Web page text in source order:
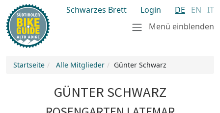
Schwarzes Brett Login DE EN IT
Menü einblenden
Startseite Alle Mitglieder Günter Schwarz
GÜNTER SCHWARZ